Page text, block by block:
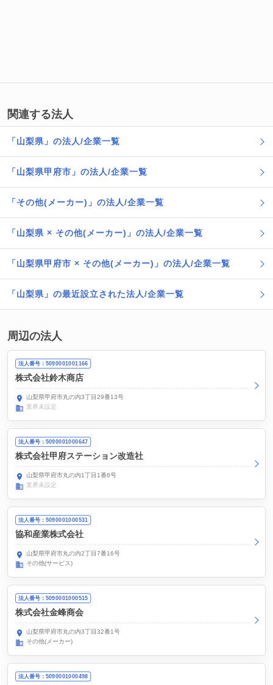
関連する法人
「山梨県」の法人/企業一覧
「山梨県甲府市」の法人/企業一覧
「その他(メーカー)」の法人/企業一覧
「山梨県 × その他(メーカー)」の法人/企業一覧
「山梨県甲府市 × その他(メーカー)」の法人/企業一覧
「山梨県」の最近設立された法人/企業一覧
周辺の法人
法人番号：5090001001166
株式会社鈴木商店
山梨県甲府市丸の内3丁目29番13号
業界未設定
法人番号：5090001000647
株式会社甲府ステーション改造社
山梨県甲府市丸の内1丁目1番8号
業界未設定
法人番号：5090001000531
協和産業株式会社
山梨県甲府市丸の内2丁目7番16号
その他(サービス)
法人番号：5090001000515
株式会社金峰商会
山梨県甲府市丸の内3丁目32番1号
その他(メーカー)
法人番号：5090001000498